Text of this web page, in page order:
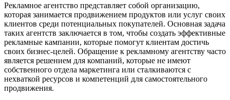
Рекламное агентство представляет собой организацию,
которая занимается продвижением продуктов или услуг своих
клиентов среди потенциальных покупателей. Основная задача
таких агентств заключается в том, чтобы создать эффективные
рекламные кампании, которые помогут клиентам достичь
своих бизнес-целей. Обращение к рекламному агентству часто
является решением для компаний, которые не имеют
собственного отдела маркетинга или сталкиваются с
нехваткой ресурсов и компетенций для самостоятельного
продвижения.